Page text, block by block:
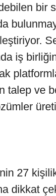
bir
iş
talep ve
27
dikkat